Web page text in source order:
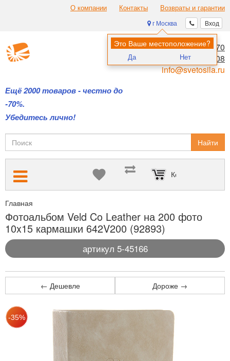
О компании Контакты Возвраты и гарантии
Вход
г Москва
Это Ваше местоположение?
Да Нет
Ещё 2000 товаров - честно до
-70%.
Убедитесь лично!
8 (495) 970-00-70
8 (800) 700-11-08
info@svetosila.ru
Найти
Корзина пуста
Главная
Фотоальбом Veld Co Leather на 200 фото
10x15 кармашки 642V200 (92893)
артикул 5-45166
← Дешевле Дороже →